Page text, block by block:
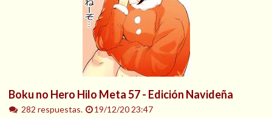
Boku no Hero Hilo Meta 57 - Edición Navideña
282 respuestas.
19/12/20 23:47